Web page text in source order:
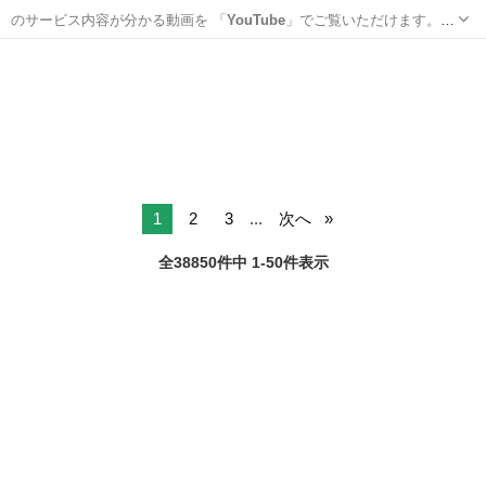
のサービス内容が分かる動画を 「 YouTube」でご覧いただけます。
ご応募さ…
1 2 3 ... 次へ
全38850件中 1-50件表示